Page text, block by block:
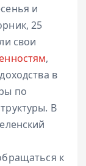
и
25
свои
,
в
по
В
к